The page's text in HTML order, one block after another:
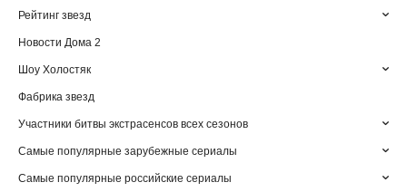
Рейтинг звезд
Новости Дома 2
Шоу Холостяк
Фабрика звезд
Участники битвы экстрасенсов всех сезонов
Самые популярные зарубежные сериалы
Самые популярные российские сериалы